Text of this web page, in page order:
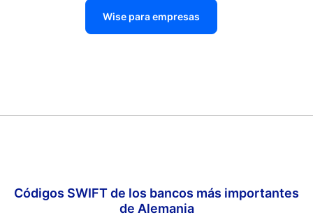
Wise para empresas
Códigos SWIFT de los bancos más importantes
de Alemania